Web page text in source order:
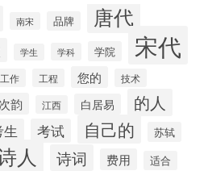
南宋 品牌 唐代
学生 学科 学院 宋代
工作 工程 您的 技术
次韵 江西 白居易 的人
考试 自己的 苏轼
人 诗词 费用 适合